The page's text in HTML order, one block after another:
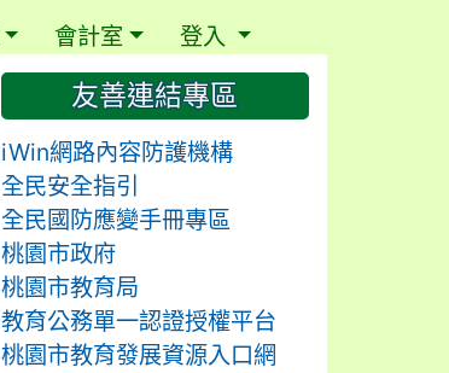
會計室 登入
友善連結專區
iWin網路內容防護機構
全民安全指引
全民國防應變手冊專區
桃園市政府
桃園市教育局
教育公務單一認證授權平台
桃園市教育發展資源入口網